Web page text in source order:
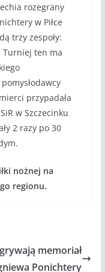
rozegrany
w Piłce
trzy zespoły:
Turniej ten ma
przypadała
w Szczecinku
2 razy po 30
nożnej na
regionu.
memoriał
Ponichtery